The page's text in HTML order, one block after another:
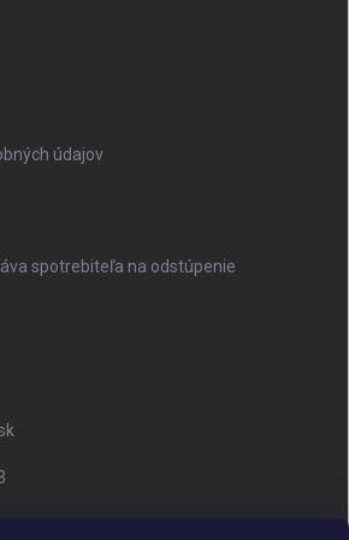
údajov
spotrebiteľa na odstúpenie